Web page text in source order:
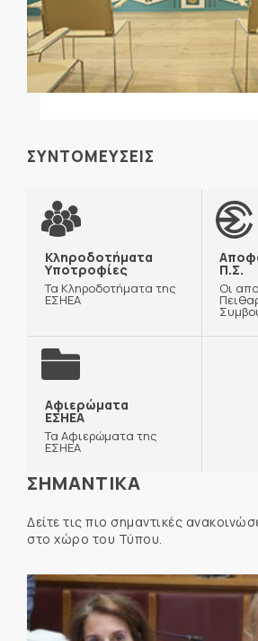
ΣΥΝΤΟΜΕΥΣΕΙΣ
Κληροδοτήματα
Υποτροφίες
Τα Κληροδοτήματα της
ΕΣΗΕΑ
Π.Σ.
Οι
Αφιερώματα
ΕΣΗΕΑ
Τα Αφιερώματα της
ΕΣΗΕΑ
ΣΗΜΑΝΤΙΚΑ
Δείτε τις πιο σημαντικές
στο χώρο του Τύπου.